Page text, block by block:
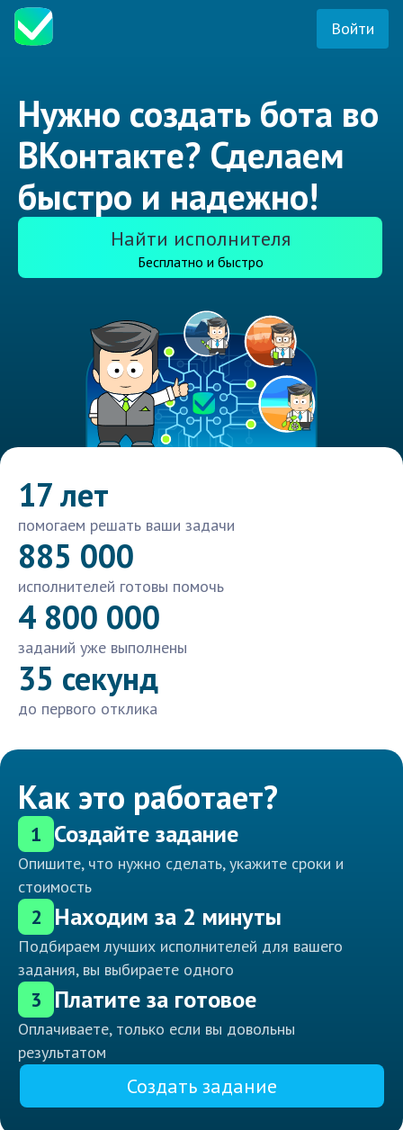
Войти
Нужно создать бота во
ВКонтакте? Сделаем
быстро и надежно!
Найти исполнителя
Бесплатно и быстро
17 лет
помогаем решать ваши задачи
885 000
исполнителей готовы помочь
4 800 000
заданий уже выполнены
35 секунд
до первого отклика
Как это работает?
1 Создайте задание
Опишите, что нужно сделать, укажите сроки и
стоимость
2 Находим за 2 минуты
Подбираем лучших исполнителей для вашего
задания, вы выбираете одного
3 Платите за готовое
Оплачиваете, только если вы довольны
результатом
Создать задание